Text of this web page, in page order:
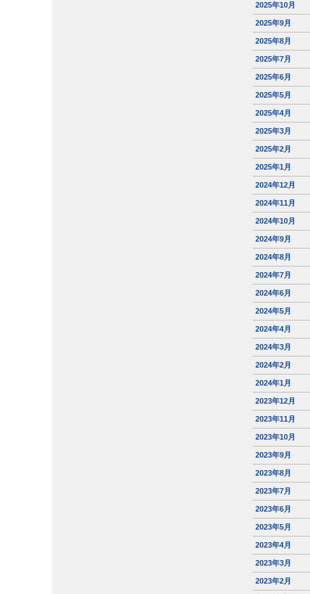
2025年10月
2025年9月
2025年8月
2025年7月
2025年6月
2025年5月
2025年4月
2025年3月
2025年2月
2025年1月
2024年12月
2024年11月
2024年10月
2024年9月
2024年8月
2024年7月
2024年6月
2024年5月
2024年4月
2024年3月
2024年2月
2024年1月
2023年12月
2023年11月
2023年10月
2023年9月
2023年8月
2023年7月
2023年6月
2023年5月
2023年4月
2023年3月
2023年2月